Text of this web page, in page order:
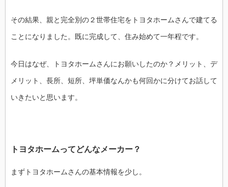
その結果、親と完全別の２世帯住宅をトヨタホームさんで建てる
ことになりました。既に完成して、住み始めて一年程です。
今日はなぜ、トヨタホームさんにお願いしたのか？メリット、デ
メリット、長所、短所、坪単価なんかも何回かに分けてお話して
いきたいと思います。
トヨタホームってどんなメーカー？
まずトヨタホームさんの基本情報を少し。